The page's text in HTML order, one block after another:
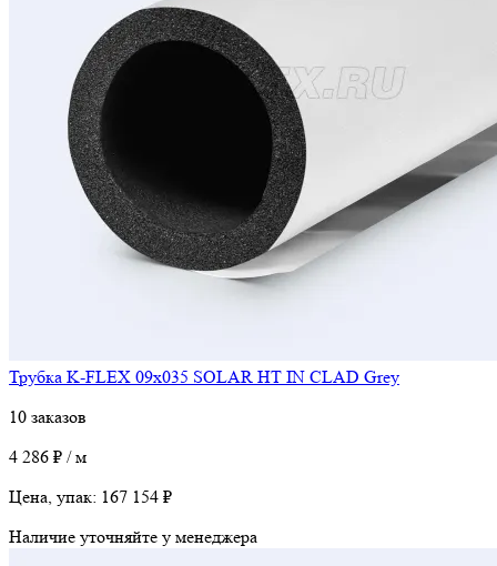
Трубка K-FLEX 09x035 SOLAR HT IN CLAD Grey
10 заказов
4 286 ₽ / м
Цена, упак: 167 154 ₽
Наличие уточняйте у менеджера